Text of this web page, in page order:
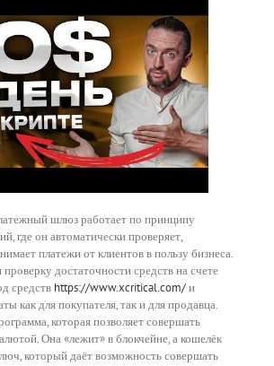
шлюз работает по принципу
где он автоматически проверяет,
платежи от клиентов в пользу бизнеса.
достаточности средств на счете
средств https://www.xcritical.com/и
как для покупателя, так и для продавца.
которая позволяет совершать
Она «лежит» в блокчейне, а кошелёк
который даёт возможность совершать